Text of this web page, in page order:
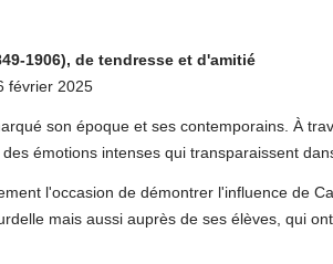
1906), de tendresse et d'amitié
février 2025
son époque et ses contemporains. À
émotions intenses qui transparaissent
l'occasion de démontrer l'influence de
mais aussi auprès de ses élèves, qui